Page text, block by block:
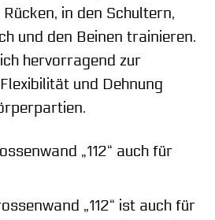
in den Schultern,
und den Beinen trainieren.
hervorragend zur
und Dehnung
„112“ auch für
„112“ ist auch für